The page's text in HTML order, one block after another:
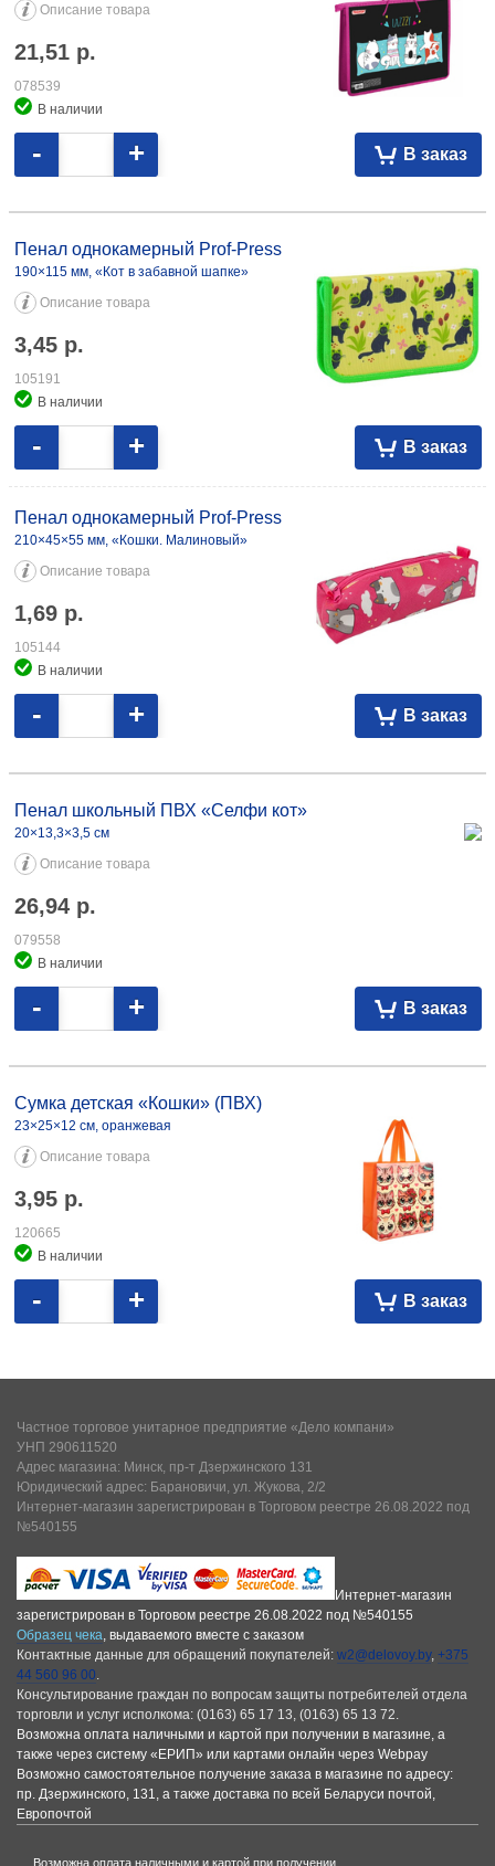
Описание товара
21,51 р.
078539
В наличии
В заказ
- +
3,45 105191 210×45×55 мм, «Кошки. Малиновый» 1,69 105144
Пенал однокамерный Prof-Press
190×115 мм, «Кот в забавной шапке»
Описание товара
3,45 р.
105191
В наличии
В заказ
- +
Пенал однокамерный Prof-Press
210×45×55 мм, «Кошки. Малиновый»
Описание товара
1,69 р.
105144
В наличии
В заказ
- +
Пенал школьный ПВХ «Селфи кот»
20×13,3×3,5 см
Описание товара
26,94 р.
079558
В наличии
В заказ
- +
Сумка детская «Кошки» (ПВХ)
23×25×12 см, оранжевая
Описание товара
3,95 р.
120665
В наличии
В заказ
- +
Частное торговое унитарное предприятие «Дело компани»
УНП 290611520
Адрес магазина: Минск, пр-т Дзержинского 131
Юридический адрес: Барановичи, ул. Жукова, 2/2
Интернет-магазин зарегистрирован в Торговом реестре 26.08.2022 под
№540155
Интернет-магазин
зарегистрирован в Торговом реестре 26.08.2022 под №540155
Образец чека, выдаваемого вместе с заказом
Контактные данные для обращений покупателей: w2@delovoy.by, +375
44 560 96 00.
Консультирование граждан по вопросам защиты потребителей отдела
торговли и услуг исполкома: (0163) 65 17 13, (0163) 65 13 72.
Возможна оплата наличными и картой при получении в магазине, а
также через систему «ЕРИП» или картами онлайн через Webpay
Возможно самостоятельное получение заказа в магазине по адресу:
пр. Дзержинского, 131, а также доставка по всей Беларуси почтой,
Европочтой
Возможна оплата наличными и картой при получении